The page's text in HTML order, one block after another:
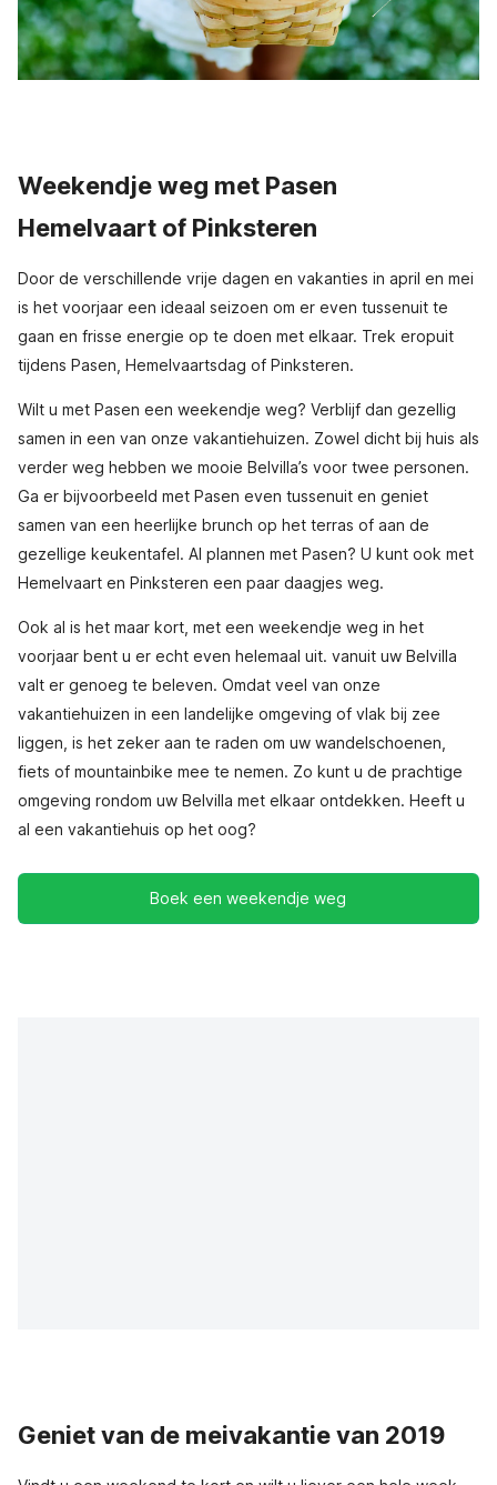
Weekendje weg met Pasen
Hemelvaart of Pinksteren
Door de verschillende vrije dagen en vakanties in april en mei
is het voorjaar een ideaal seizoen om er even tussenuit te
gaan en frisse energie op te doen met elkaar. Trek eropuit
tijdens Pasen, Hemelvaartsdag of Pinksteren.
Wilt u met Pasen een weekendje weg? Verblijf dan gezellig
samen in een van onze vakantiehuizen. Zowel dicht bij huis als
verder weg hebben we mooie Belvilla’s voor twee personen.
Ga er bijvoorbeeld met Pasen even tussenuit en geniet
samen van een heerlijke brunch op het terras of aan de
gezellige keukentafel. Al plannen met Pasen? U kunt ook met
Hemelvaart en Pinksteren een paar daagjes weg.
Ook al is het maar kort, met een weekendje weg in het
voorjaar bent u er echt even helemaal uit. vanuit uw Belvilla
valt er genoeg te beleven. Omdat veel van onze
vakantiehuizen in een landelijke omgeving of vlak bij zee
liggen, is het zeker aan te raden om uw wandelschoenen,
fiets of mountainbike mee te nemen. Zo kunt u de prachtige
omgeving rondom uw Belvilla met elkaar ontdekken. Heeft u
al een vakantiehuis op het oog?
Boek een weekendje weg
Geniet van de meivakantie van 2019